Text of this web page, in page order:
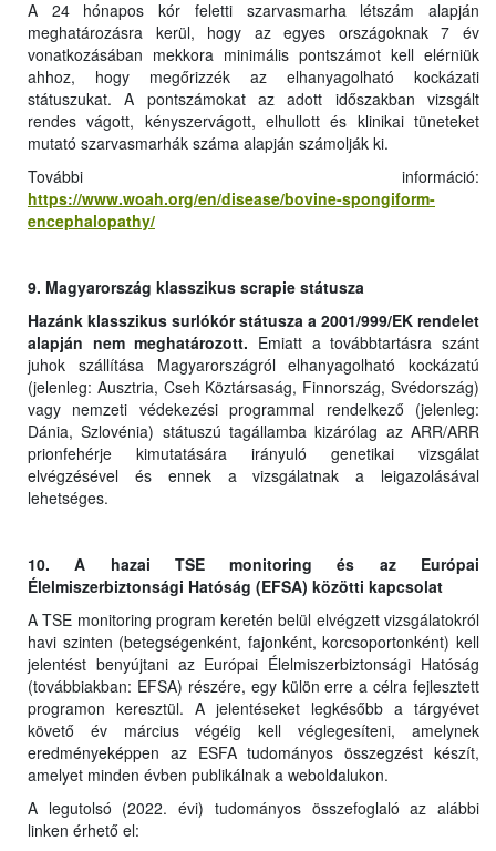
A 24 hónapos kór feletti szarvasmarha létszám alapján
meghatározásra kerül, hogy az egyes országoknak 7 év
vonatkozásában mekkora minimális pontszámot kell elérniük
ahhoz, hogy megőrizzék az elhanyagolható kockázati
státuszukat. A pontszámokat az adott időszakban vizsgált
rendes vágott, kényszervágott, elhullott és klinikai tüneteket
mutató szarvasmarhák száma alapján számolják ki.
További információ:
https://www.woah.org/en/disease/bovine-spongiform-
encephalopathy/
9. Magyarország klasszikus scrapie státusza
Hazánk klasszikus surlókór státusza a 2001/999/EK rendelet
alapján nem meghatározott. Emiatt a továbbtartásra szánt
juhok szállítása Magyarországról elhanyagolható kockázatú
(jelenleg: Ausztria, Cseh Köztársaság, Finnország, Svédország)
vagy nemzeti védekezési programmal rendelkező (jelenleg:
Dánia, Szlovénia) státuszú tagállamba kizárólag az ARR/ARR
prionfehérje kimutatására irányuló genetikai vizsgálat
elvégzésével és ennek a vizsgálatnak a leigazolásával
lehetséges.
10. A hazai TSE monitoring és az Európai
Élelmiszerbiztonsági Hatóság (EFSA) közötti kapcsolat
A TSE monitoring program keretén belül elvégzett vizsgálatokról
havi szinten (betegségenként, fajonként, korcsoportonként) kell
jelentést benyújtani az Európai Élelmiszerbiztonsági Hatóság
(továbbiakban: EFSA) részére, egy külön erre a célra fejlesztett
programon keresztül. A jelentéseket legkésőbb a tárgyévet
követő év március végéig kell véglegesíteni, amelynek
eredményeképpen az ESFA tudományos összegzést készít,
amelyet minden évben publikálnak a weboldalukon.
A legutolsó (2022. évi) tudományos összefoglaló az alábbi
linken érhető el: